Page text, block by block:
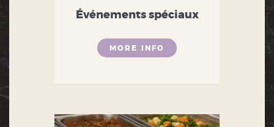
Événements spéciaux
MORE INFO